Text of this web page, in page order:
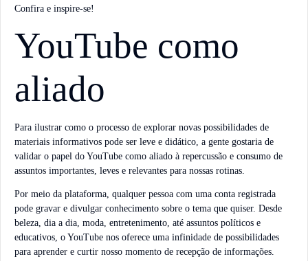
Confira e inspire-se!
YouTube como
aliado
Para ilustrar como o processo de explorar novas possibilidades de
materiais informativos pode ser leve e didático, a gente gostaria de
validar o papel do YouTube como aliado à repercussão e consumo de
assuntos importantes, leves e relevantes para nossas rotinas.
Por meio da plataforma, qualquer pessoa com uma conta registrada
pode gravar e divulgar conhecimento sobre o tema que quiser. Desde
beleza, dia a dia, moda, entretenimento, até assuntos políticos e
educativos, o YouTube nos oferece uma infinidade de possibilidades
para aprender e curtir nosso momento de recepção de informações.